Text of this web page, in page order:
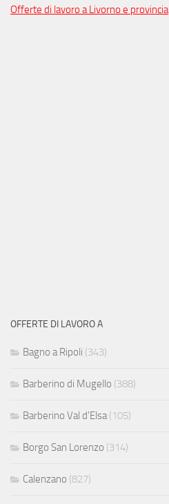
Offerte di lavoro a Livorno e provincia
OFFERTE DI LAVORO A
Bagno a Ripoli (343)
Barberino di Mugello (388)
Barberino Val d'Elsa(105)
Borgo San Lorenzo (314)
Calenzano (827)